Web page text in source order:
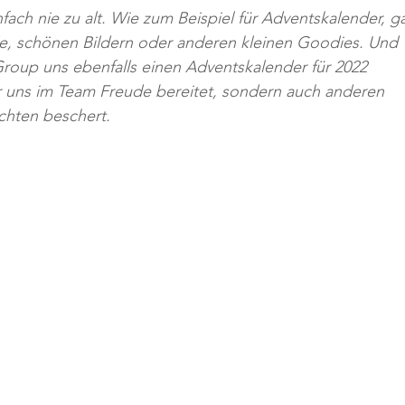
nie zu alt. Wie zum Beispiel für Adventskalender,
schönen Bildern oder anderen kleinen Goodies. Und
uns ebenfalls einen Adventskalender für 2022
im Team Freude bereitet, sondern auch anderen
beschert.